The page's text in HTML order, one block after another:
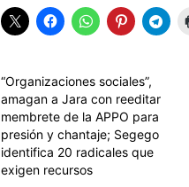
“Organizaciones sociales”,
amagan a Jara con reeditar
membrete de la APPO para
presión y chantaje; Segego
identifica 20 radicales que
exigen recursos